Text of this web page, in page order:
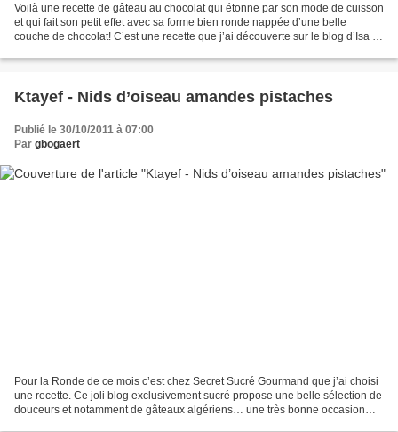
Voilà une recette de gâteau au chocolat qui étonne par son mode de cuisson
et qui fait son petit effet avec sa forme bien ronde nappée d’une belle
couche de chocolat! C’est une recette que j’ai découverte sur le blog d’Isa et
Ktayef - Nids d’oiseau amandes pistaches
Publié le 30/10/2011 à 07:00
Par gbogaert
Pour la Ronde de ce mois c’est chez Secret Sucré Gourmand que j’ai choisi
une recette. Ce joli blog exclusivement sucré propose une belle sélection de
douceurs et notamment de gâteaux algériens… une très bonne occasion